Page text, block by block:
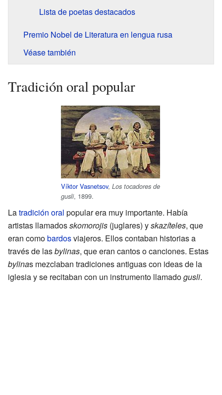
Lista de poetas destacados
Premio Nobel de Literatura en lengua rusa
Véase también
Tradición oral popular
Víktor Vasnetsov, Los tocadores de
gusli, 1899.
Latradición oral popular era muy importante. Había
artistas llamadosskomorojis (juglares) yskazíteles, que
eran comobardosviajeros. Ellos contaban historias a
través de lasbylinas, que eran cantos o canciones. Estas
bylinas mezclaban tradiciones antiguas con ideas de la
iglesia y se recitaban con un instrumento llamadogusli.